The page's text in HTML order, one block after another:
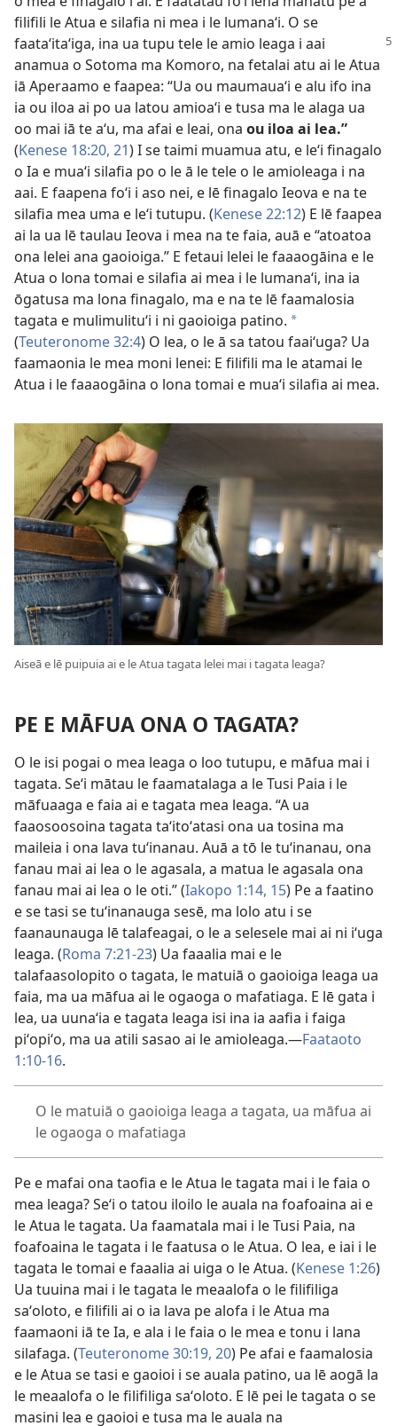
filifili le Atua e silafia ni mea i le lumanaʻi. O se
faataʻitaʻiga, ina ua tupu tele le amio leaga i aai
anamua o Sotoma ma Komoro, na fetalai atu ai le Atua
iā Aperaamo e faapea: “Ua ou maumauaʻi e alu ifo ina
ia ou iloa ai po ua latou amioaʻi e tusa ma le alaga ua
oo mai iā te aʻu, ma afai e leai, ona ou iloa ai lea.”
(Kenese 18:20, 21) I se taimi muamua atu, e leʻi finagalo
o Ia e muaʻi silafia po o le ā le tele o le amioleaga i na
aai. E faapena foʻi i aso nei, e lē finagalo Ieova e na te
silafia mea uma e leʻi tutupu. (Kenese 22:12) E lē faapea
ai la ua lē taulau Ieova i mea na te faia, auā e “atoatoa
ona lelei ana gaoioiga.” E fetaui lelei le faaaogāina e le
Atua o lona tomai e silafia ai mea i le lumanaʻi, ina ia
ōgatusa ma lona finagalo, ma e na te lē faamalosia
tagata e mulimulituʻi i ni gaoioiga patino. *
(Teuteronome 32:4) O lea, o le ā sa tatou faaiʻuga? Ua
faamaonia le mea moni lenei: E filifili ma le atamai le
Atua i le faaaogāina o lona tomai e muaʻi silafia ai mea.
Aiseā e lē puipuia ai e le Atua tagata lelei mai i tagata leaga?
PE E MĀFUA ONA O TAGATA?
O le isi pogai o mea leaga o loo tutupu, e māfua mai i
tagata. Seʻi mātau le faamatalaga a le Tusi Paia i le
māfuaaga e faia ai e tagata mea leaga. “A ua
faaosoosoina tagata taʻitoʻatasi ona ua tosina ma
maileia i ona lava tuʻinanau. Auā a tō le tuʻinanau, ona
fanau mai ai lea o le agasala, a matua le agasala ona
fanau mai ai lea o le oti.” (Iakopo 1:14, 15) Pe a faatino
e se tasi se tuʻinanauga sesē, ma lolo atu i se
faanaunauga lē talafeagai, o le a selesele mai ai ni iʻuga
leaga. (Roma 7:21-23) Ua faaalia mai e le
talafaasolopito o tagata, le matuiā o gaoioiga leaga ua
faia, ma ua māfua ai le ogaoga o mafatiaga. E lē gata i
lea, ua uunaʻia e tagata leaga isi ina ia aafia i faiga
piʻopiʻo, ma ua atili sasao ai le amioleaga.​—Faataoto
1:10-16.
O le matuiā o gaoioiga leaga a tagata, ua māfua ai
le ogaoga o mafatiaga
Pe e mafai ona taofia e le Atua le tagata mai i le faia o
mea leaga? Seʻi o tatou iloilo le auala na foafoaina ai e
le Atua le tagata. Ua faamatala mai i le Tusi Paia, na
foafoaina le tagata i le faatusa o le Atua. O lea, e iai i le
tagata le tomai e faaalia ai uiga o le Atua. (Kenese 1:26)
Ua tuuina mai i le tagata le meaalofa o le filifiliga
saʻoloto, e filifili ai o ia lava pe alofa i le Atua ma
faamaoni iā te Ia, e ala i le faia o le mea e tonu i lana
silafaga. (Teuteronome 30:19, 20) Pe afai e faamalosia
e le Atua se tasi e gaoioi i se auala patino, ua lē aogā la
le meaalofa o le filifiliga saʻoloto. E lē pei le tagata o se
masini lea e gaoioi e tusa ma le auala na